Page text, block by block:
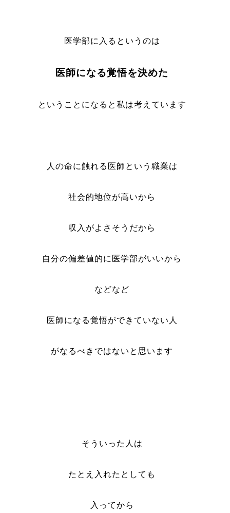
医学部に入るというのは
医師になる覚悟を決めた
ということになると私は考えています
人の命に触れる医師という職業は
社会的地位が高いから
収入がよさそうだから
自分の偏差値的に医学部がいいから
などなど
医師になる覚悟ができていない人
がなるべきではないと思います
そういった人は
たとえ入れたとしても
入ってから